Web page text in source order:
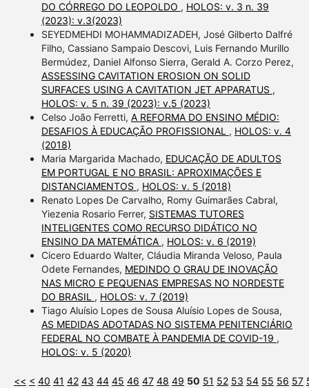
DO CÓRREGO DO LEOPOLDO , HOLOS: v. 3 n. 39
(2023): v.3(2023)
SEYEDMEHDI MOHAMMADIZADEH, José Gilberto Dalfré
Filho, Cassiano Sampaio Descovi, Luis Fernando Murillo
Bermúdez, Daniel Alfonso Sierra, Gerald A. Corzo Perez,
ASSESSING CAVITATION EROSION ON SOLID
SURFACES USING A CAVITATION JET APPARATUS ,
HOLOS: v. 5 n. 39 (2023): v.5 (2023)
Celso João Ferretti, A REFORMA DO ENSINO MÉDIO:
DESAFIOS À EDUCAÇÃO PROFISSIONAL , HOLOS: v. 4
(2018)
Maria Margarida Machado, EDUCAÇÃO DE ADULTOS
EM PORTUGAL E NO BRASIL: APROXIMAÇÕES E
DISTANCIAMENTOS , HOLOS: v. 5 (2018)
Renato Lopes De Carvalho, Romy Guimarães Cabral,
Yiezenia Rosario Ferrer, SISTEMAS TUTORES
INTELIGENTES COMO RECURSO DIDÁTICO NO
ENSINO DA MATEMÁTICA , HOLOS: v. 6 (2019)
Cicero Eduardo Walter, Cláudia Miranda Veloso, Paula
Odete Fernandes, MEDINDO O GRAU DE INOVAÇÃO
NAS MICRO E PEQUENAS EMPRESAS NO NORDESTE
DO BRASIL , HOLOS: v. 7 (2019)
Tiago Aluísio Lopes de Sousa Aluísio Lopes de Sousa,
AS MEDIDAS ADOTADAS NO SISTEMA PENITENCIÁRIO
FEDERAL NO COMBATE À PANDEMIA DE COVID-19 ,
HOLOS: v. 5 (2020)
<< < 40 41 42 43 44 45 46 47 48 49 50 51 52 53 54 55 56 57